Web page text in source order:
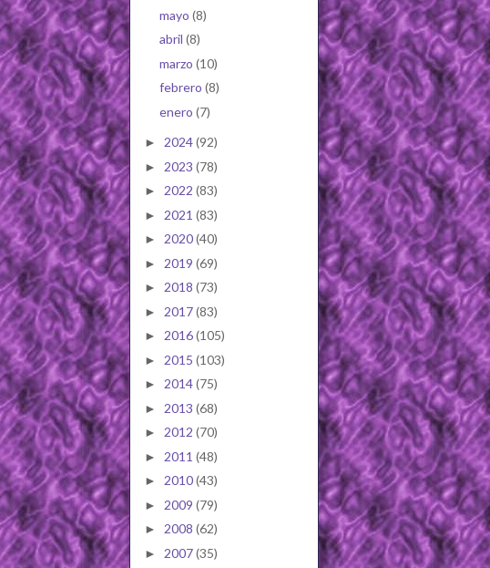
mayo (8)
abril (8)
marzo (10)
febrero (8)
enero (7)
► 2024(92)
► 2023 (78)
► 2022 (83)
► 2021 (83)
► 2020(40)
► 2019 (69)
► 2018 (73)
► 2017(83)
► 2016(105)
► 2015 (103)
► 2014(75)
► 2013 (68)
► 2012 (70)
► 2011 (48)
► 2010(43)
► 2009 (79)
► 2008 (62)
► 2007(35)